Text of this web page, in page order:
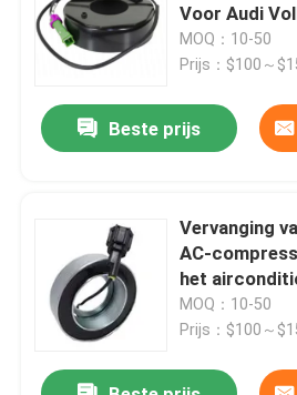
Voor Audi
MOQ：10-50
Prijs：$100～
Beste prijs
Vervanging
AC-
het
vrachtwagens
MOQ：10-50
Prijs：$100～